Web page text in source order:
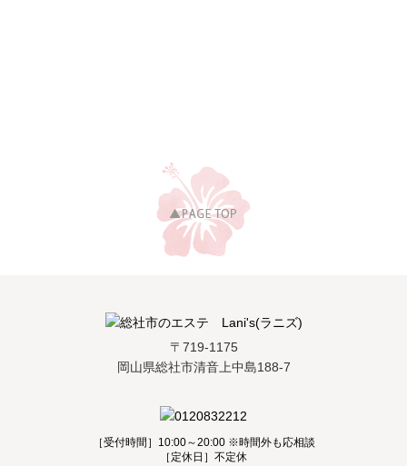
〒719-1175
岡山県総社市清音上中島188-7
［受付時間］10:00～20:00 ※時間外も応相談
［定休日］不定休